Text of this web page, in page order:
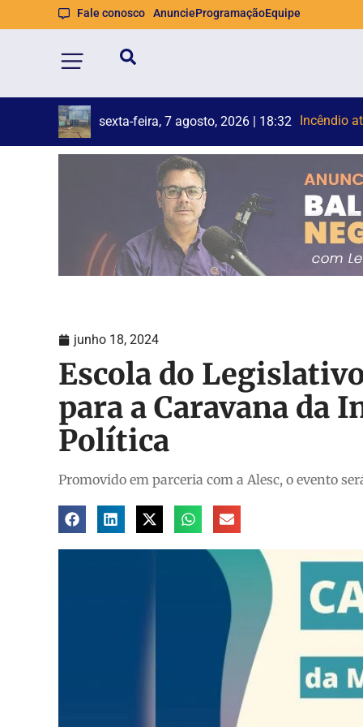
Fale conosco AnuncieProgramaçãoEquipe
sexta-feira, 7 agosto, 2026 | 18:19 Br
Duas
junho 18, 2024
Escola do
para a Caravana da
Política
Promovido em parceria com a Alesc, o evento